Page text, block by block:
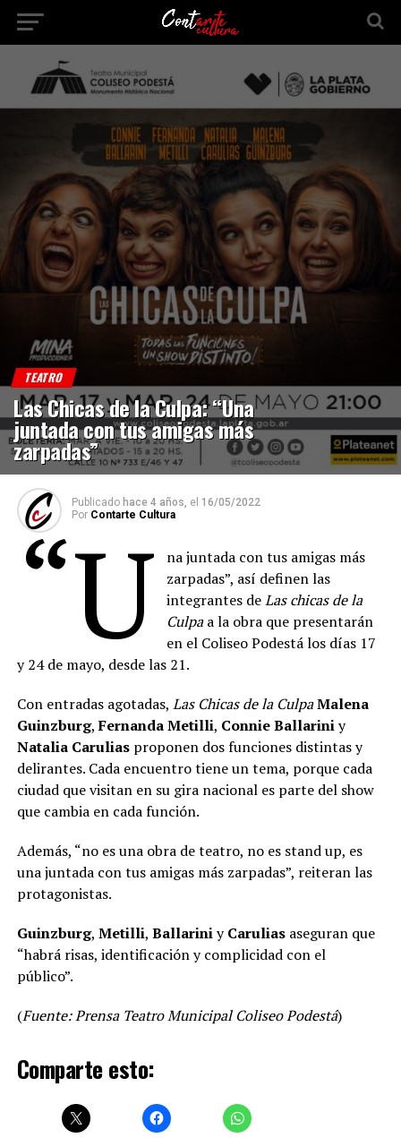
TEATRO
Las Chicas de la Culpa: “Una
juntada con tus amigas más
zarpadas”
Publicado hace 4 años, el 16/05/2022
Por Contarte Cultura
“U
na juntada con tus amigas más
zarpadas”, así definen las
integrantes deLas chicas de la
Culpaa la obra que presentarán
en el Coliseo Podestá los días 17
y 24 de mayo, desde las 21.
Con entradas agotadas, Las Chicas de la CulpaMalena
Guinzburg,Fernanda Metilli, Connie Ballariniy
Natalia Carulias proponen dos funciones distintas y
delirantes. Cada encuentro tiene un tema, porque cada
ciudad que visitan en su gira nacional es parte del show
que cambia en cada función.
Además, “no es una obra de teatro, no es stand up, es
una juntada con tus amigas más zarpadas”, reiteran las
protagonistas.
Guinzburg, Metilli, BallariniyCarulias aseguran que
“habrá risas, identificación y complicidad con el
público”.
(Fuente: Prensa Teatro Municipal Coliseo Podestá)
Comparte esto: